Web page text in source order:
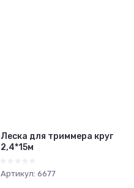
Леска для триммера круг
2,4*15м
Артикул: 6677